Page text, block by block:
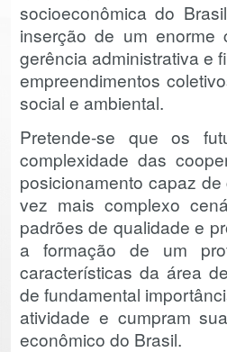
socioeconômica do
inserção de um enorme
gerência administrativa e
empreendimentos
social e ambiental.
Pretende-se que os
complexidade das
posicionamento capaz
vez mais complexo
padrões de qualidade e
a formação de um
características da área
de fundamental
atividade e cumpram
econômico do Brasil.